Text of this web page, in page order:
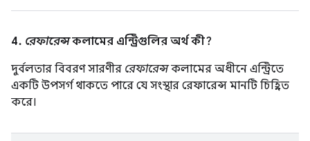
4. রেফারেন্সকলামের এন্ট্রিগুলির অর্থ কী?
দুর্বলতার বিবরণ সারণীর রেফারেন্সকলামের অধীনে এন্ট্রিতে
একটি উপসর্গ থাকতে পারে যে সংস্থার রেফারেন্স মানটি চিহ্নিত
করে।